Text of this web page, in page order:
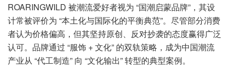
ROARINGWILD 被潮流爱好者视为 “国潮启蒙品牌”，其设
计常被评价为 “本土化与国际化的平衡典范”。尽管部分消费
者认为价格偏高，但其坚持原创、反对抄袭的态度赢得广泛
认可。品牌通过 “服饰 + 文化” 的双轨策略，成为中国潮流
产业从 “代工制造” 向 “文化输出” 转型的典型案例。